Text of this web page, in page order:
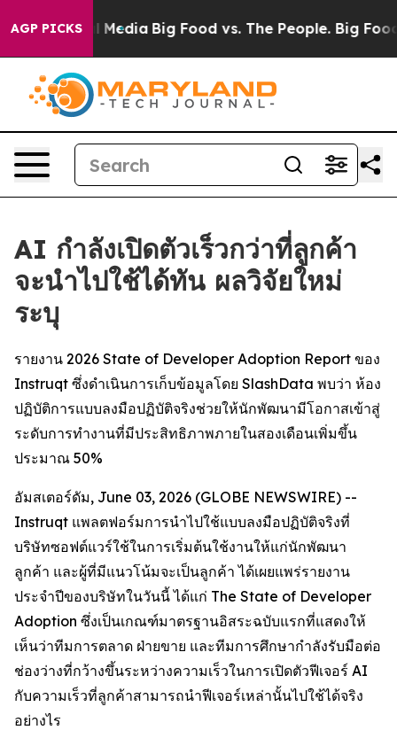
AGP PICKS
Social Media Big Food vs. The People. Big Food’s
AI กำลังเปิดตัวเร็วกว่าที่ลูกค้า
จะนำไปใช้ได้ทัน ผลวิจัยใหม่
ระบุ
รายงาน 2026 State of Developer Adoption Report ของ
Instruqt ซึ่งดำเนินการเก็บข้อมูลโดย SlashData พบว่า ห้อง
ปฏิบัติการแบบลงมือปฏิบัติจริงช่วยให้นักพัฒนามีโอกาสเข้าสู่
ระดับการทำงานที่มีประสิทธิภาพภายในสองเดือนเพิ่มขึ้น
ประมาณ 50%
อัมสเตอร์ดัม, June 03, 2026 (GLOBE NEWSWIRE) --
Instruqt แพลตฟอร์มการนำไปใช้แบบลงมือปฏิบัติจริงที่
บริษัทซอฟต์แวร์ใช้ในการเริ่มต้นใช้งานให้แก่นักพัฒนา
ลูกค้า และผู้ที่มีแนวโน้มจะเป็นลูกค้า ได้เผยแพร่รายงาน
ประจำปีของบริษัทในวันนี้ ได้แก่ The State of Developer
Adoption ซึ่งเป็นเกณฑ์มาตรฐานอิสระฉบับแรกที่แสดงให้
เห็นว่าทีมการตลาด ฝ่ายขาย และทีมการศึกษากำลังรับมือต่อ
ช่องว่างที่กว้างขึ้นระหว่างความเร็วในการเปิดตัวฟีเจอร์ AI
กับความเร็วที่ลูกค้าสามารถนำฟีเจอร์เหล่านั้นไปใช้ได้จริง
อย่างไร